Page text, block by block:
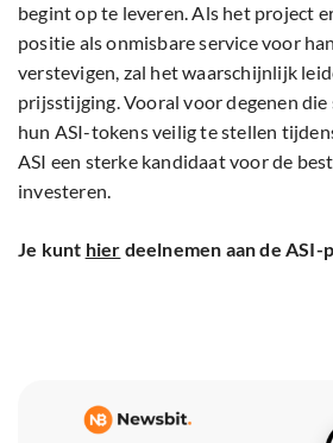
begint op te leveren. Als het project
positie als onmisbare service voor
verstevigen, zal het waarschijnlijk
prijsstijging. Vooral voor degenen die
hun ASI-tokens veilig te stellen
ASI een sterke kandidaat voor de
investeren.
Je kunt hier deelnemen aan de ASI-